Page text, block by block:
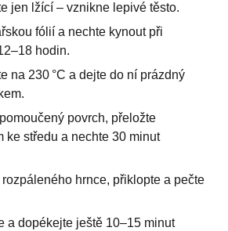
jen lžící – vznikne lepivé těsto.
fólií a nechte kynout při
hodin.
na 230 °C a dejte do ní prázdný
povrch, přeložte
ke středu a nechte 30 minut
hrnce, přiklopte a pečte
a dopékejte ještě 10–15 minut